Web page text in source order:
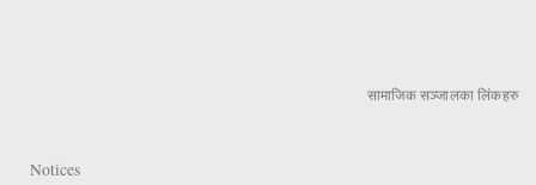
सामाजिक सञ्जालका लिंकहरु
Notices